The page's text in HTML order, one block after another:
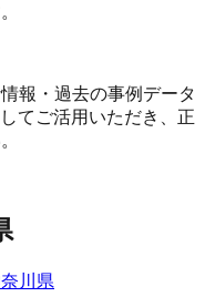
報・過去の事例データ
てご活用いただき、正
川県